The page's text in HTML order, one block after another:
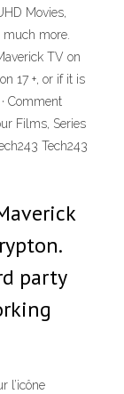
Movies,
more.
TV on
17 +, or if it is
Comment
Films, Series
Tech243
party
l’icône